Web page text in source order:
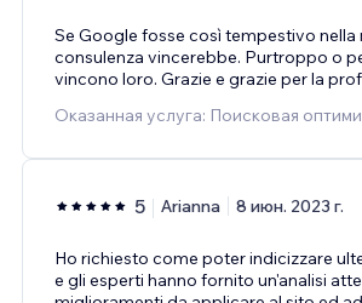
Se Google fosse così tempestivo nella
consulenza vincerebbe. Purtroppo o
vincono loro. Grazie e grazie per la
Оказанная услуга: Поисковая
5 Arianna 8 июн. 2023 г.
Ho richiesto come poter indicizzare
e gli esperti hanno fornito un'analisi